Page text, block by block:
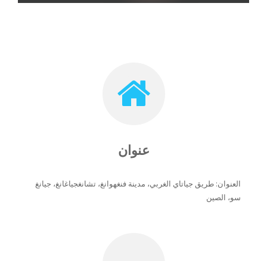
عنوان
العنوان: طريق جياتاي الغربي، مدينة فنغهوانغ، تشانغجياغانغ، جيانغ
سو، الصين